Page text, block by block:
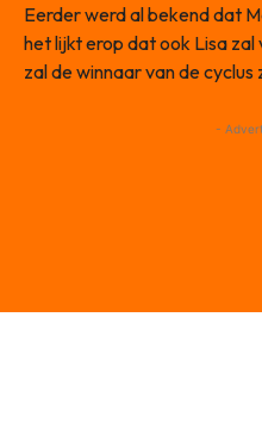
Eerder werd al bekend dat
het lijkt erop dat ook Lisa
zal de winnaar van de cyclus
-